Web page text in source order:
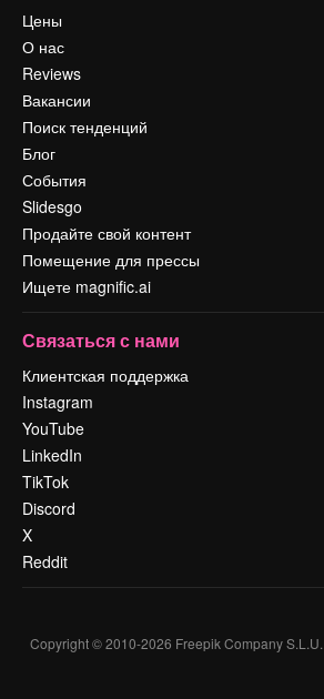
Цены
О нас
Reviews
Вакансии
Поиск тенденций
Блог
События
Slidesgo
Продайте свой контент
Помещение для прессы
Ищете magnific.ai
Связаться с нами
Клиентская поддержка
Instagram
YouTube
LinkedIn
TikTok
Discord
X
Reddit
Copyright © 2010-2026 Freepik Company S.L.U.